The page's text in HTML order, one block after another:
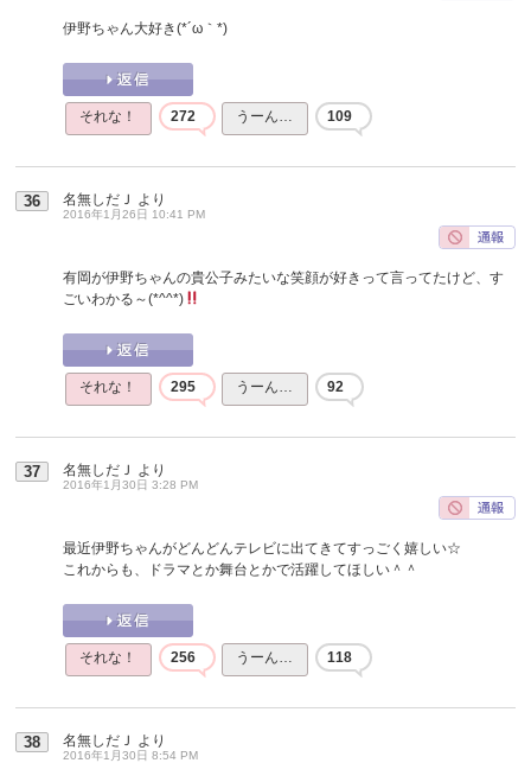
伊野ちゃん大好き(*´ω｀*)
それな！ 272 うーん… 109
36 名無しだＪ より
2016年1月26日 10:41 PM
有岡が伊野ちゃんの貴公子みたいな笑顔が好きって言ってたけど、す
ごいわかる～(*^^*)
それな！ 295 うーん… 92
37 名無しだＪ より
2016年1月30日 3:28 PM
最近伊野ちゃんがどんどんテレビに出てきてすっごく嬉しい☆
これからも、ドラマとか舞台とかで活躍してほしい＾＾
それな！ 256 うーん… 118
38 名無しだＪ より
2016年1月30日 8:54 PM